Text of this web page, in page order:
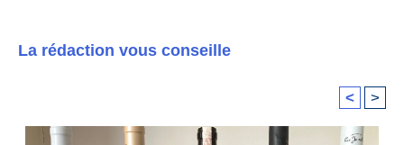
La rédaction vous conseille
< >